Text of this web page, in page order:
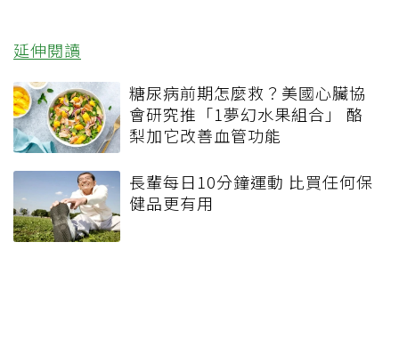
延伸閱讀
糖尿病前期怎麼救？美國心臟協
會研究推「1夢幻水果組合」 酪
梨加它改善血管功能
長輩每日10分鐘運動 比買任何保
健品更有用